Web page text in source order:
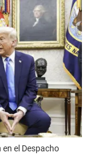
el Despacho